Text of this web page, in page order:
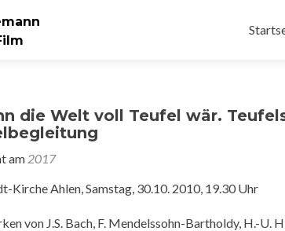
die Welt voll Teufel wär.
am 2017
Kirche Ahlen, Samstag, 30.10. 2010, 19.30 Uhr
von J.S. Bach, F. Mendelssohn-Bartholdy, H.-U.